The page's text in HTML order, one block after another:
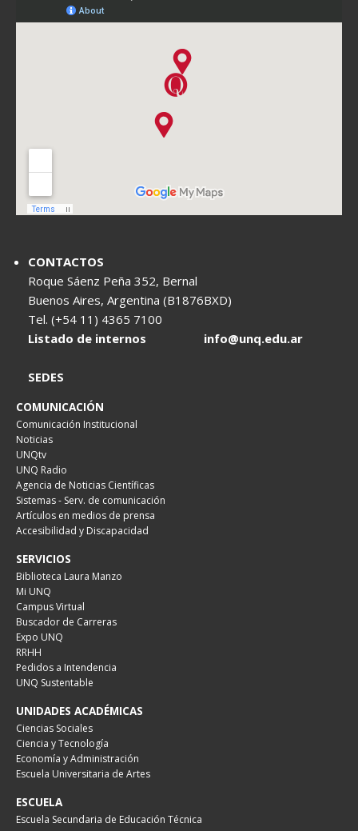
CONTACTOS
Roque Sáenz Peña 352, Bernal
Buenos Aires, Argentina (B1876BXD)
Tel. (+54 11) 4365 7100
Listado de internos
info@unq.edu.ar
SEDES
COMUNICACIÓN
Comunicación Institucional
Noticias
UNQtv
UNQ Radio
Agencia de Noticias Científicas
Sistemas - Serv. de comunicación
Artículos en medios de prensa
Accesibilidad y Discapacidad
SERVICIOS
Biblioteca Laura Manzo
Mi UNQ
Campus Virtual
Buscador de Carreras
Expo UNQ
RRHH
Pedidos a Intendencia
UNQ Sustentable
UNIDADES ACADÉMICAS
Ciencias Sociales
Ciencia y Tecnología
Economía y Administración
Escuela Universitaria de Artes
ESCUELA
Escuela Secundaria de Educación Técnica